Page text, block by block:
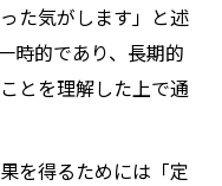
た気がします」と述
時的であり、長期的
とを理解した上で通
を得るためには「定